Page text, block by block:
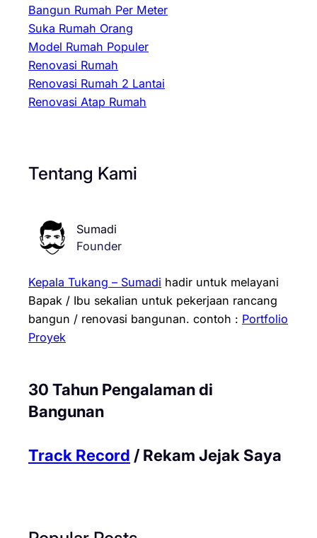
Bangun Rumah Per Meter
Suka Rumah Orang
Model Rumah Populer
Renovasi Rumah
Renovasi Rumah 2 Lantai
Renovasi Atap Rumah
Tentang Kami
Sumadi
Founder
Kepala Tukang – Sumadi hadir untuk melayani
Bapak / Ibu sekalian untuk pekerjaan rancang
bangun / renovasi bangunan. contoh : Portfolio
Proyek
30 Tahun Pengalaman di
Bangunan
Track Record / Rekam Jejak Saya